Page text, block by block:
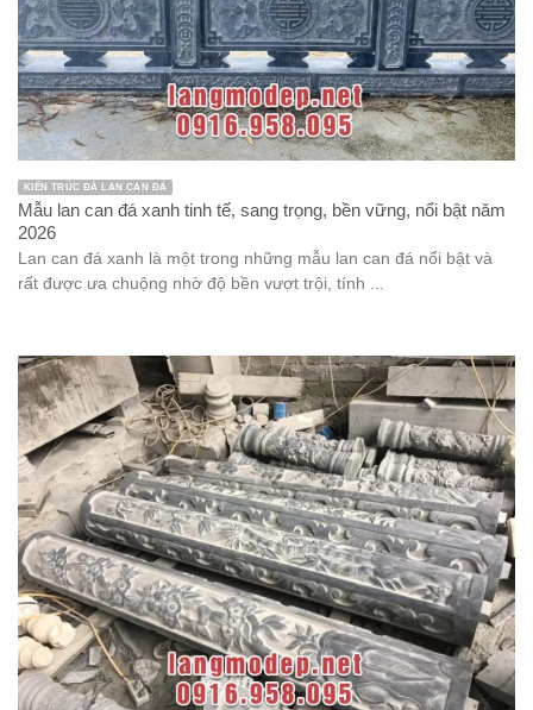
KIẾN TRÚC ĐÁ LAN CAN ĐÁ
Mẫu lan can đá xanh tinh tế, sang trọng, bền vững, nổi bật năm
2026
Lan can đá xanh là một trong những mẫu lan can đá nổi bật và
rất được ưa chuộng nhờ độ bền vượt trội, tính ...